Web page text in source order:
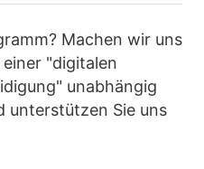
Machen wir uns
"digitalen
unabhängig
unterstützen Sie uns